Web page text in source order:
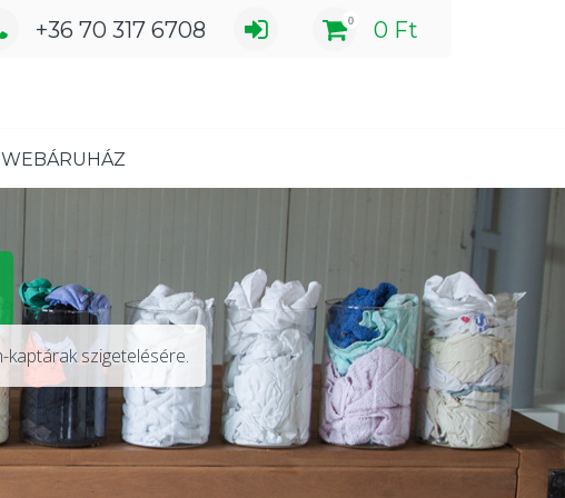
+36 70 317 6708 0 0 Ft
WEBÁRUHÁZ
kaptárak szigetelésére.